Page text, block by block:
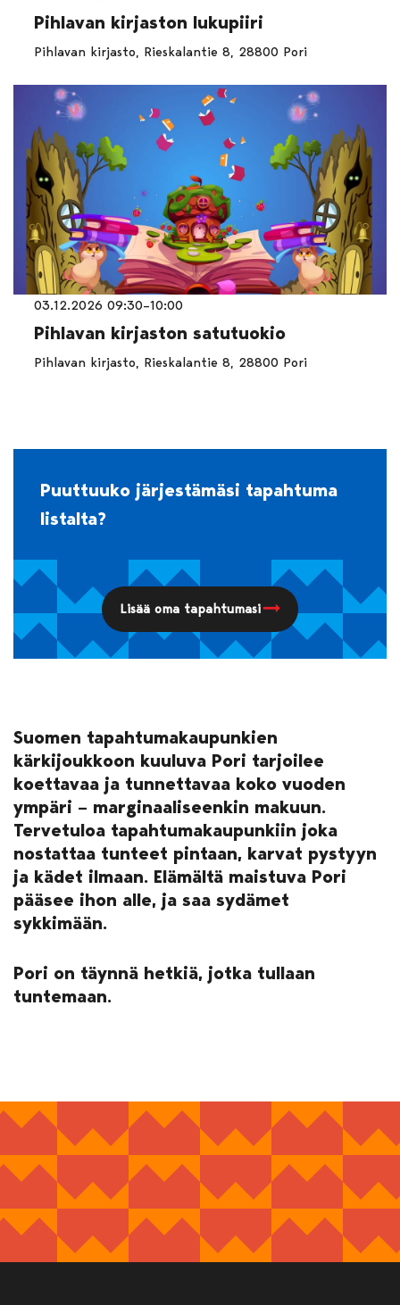
Pihlavan kirjaston lukupiiri
Pihlavan kirjasto, Rieskalantie 8, 28800 Pori
03.12.2026 09:30–10:00
Pihlavan kirjaston satutuokio
Pihlavan kirjasto, Rieskalantie 8, 28800 Pori
Puuttuuko järjestämäsi tapahtuma
listalta?
Lisää oma tapahtumasi
Suomen tapahtumakaupunkien
kärkijoukkoon kuuluva Pori tarjoilee
koettavaa ja tunnettavaa koko vuoden
ympäri – marginaaliseenkin makuun.
Tervetuloa tapahtumakaupunkiin joka
nostattaa tunteet pintaan, karvat pystyyn
ja kädet ilmaan. Elämältä maistuva Pori
pääsee ihon alle, ja saa sydämet
sykkimään.
Pori on täynnä hetkiä, jotka tullaan
tuntemaan.